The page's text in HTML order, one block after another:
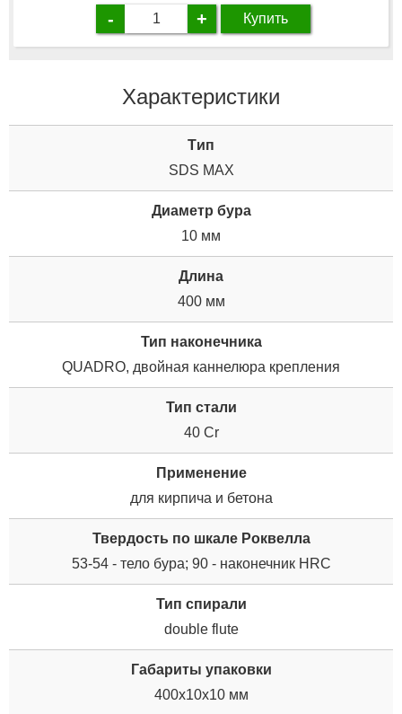
- + Купить
Характеристики
Tип
SDS MAX
Диаметр бура
10 мм
Дли­на
400 мм
Тип наконечника
QUADRO, двойная каннелюра крепления
Тип стали
40 Cr
Применение
для кирпича и бетона
Твердость по шкале Роквелла
53-54 - тело бура; 90 - наконечник HRC
Тип спирали
double flute
Габариты упаковки
400x10x10 мм